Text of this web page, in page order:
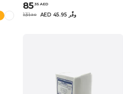
85.35 AED
131.30 AED 45.95 وفِّر